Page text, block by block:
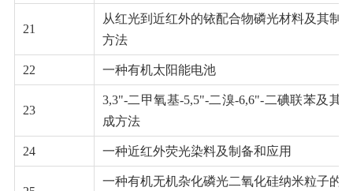
21
从红光到近红外的铱配合物磷光材料及其制
方法
22 一种有机太阳能电池
23
3,3"-二甲氧基-5,5"-二溴-6,6"-二碘联苯及其
成方法
24 一种近红外荧光染料及制备和应用
一种有机无机杂化磷光二氧化硅纳米粒子的